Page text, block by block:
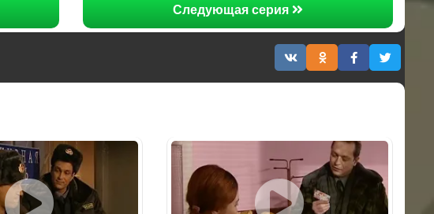
Следующая серия